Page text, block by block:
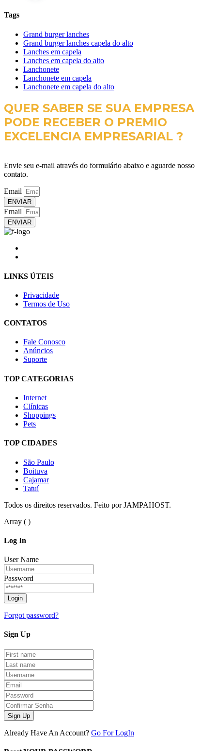
Tags
Grand burger lanches
Grand burger lanches capela do alto
Lanches em capela
Lanches em capela do alto
Lanchonete
Lanchonete em capela
Lanchonete em capela do alto
QUER SABER SE SUA EMPRESA
PODE RECEBER O PREMIO
EXCELENCIA EMPRESARIAL ?
Envie seu e-mail através do formulário abaixo e aguarde nosso
contato.
Email
ENVIAR
Email
ENVIAR
LINKS ÚTEIS
Privacidade
Termos de Uso
CONTATOS
Fale Conosco
Anúncios
Suporte
TOP CATEGORIAS
Internet
Clínicas
Shoppings
Pets
TOP CIDADES
São Paulo
Boituva
Cajamar
Tatuí
Todos os direitos reservados. Feito por JAMPAHOST.
Array ( )
Log In
User Name
Password
Forgot password?
Sign Up
Sign Up
Already Have An Account? Go For LogIn